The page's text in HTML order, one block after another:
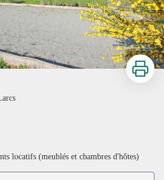
Voir l'image en plein écran
Imprimer
locatifs (meublés et chambres d'hôtes)